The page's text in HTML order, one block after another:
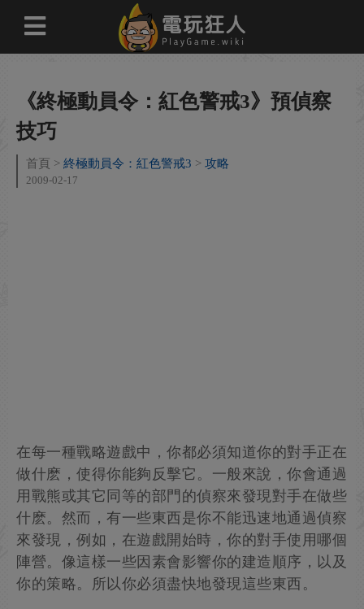
《終極動員令：紅色警戒3》預偵察
技巧
首頁 終極動員令：紅色警戒3 攻略
2009-02-17
在每一種戰略遊戲中，你都必須知道你的對手正在
做什麽，使得你能夠反擊它。一般來說，你會通過
用戰熊或其它同等的部門的偵察來發現對手在做些
什麽。然而，有一些東西是你不能迅速地通過偵察
來發現，例如，在遊戲開始時，你的對手使用哪個
陣營。像這樣一些因素會影響你的建造順序，以及
你的策略。所以你必須盡快地發現這些東西。